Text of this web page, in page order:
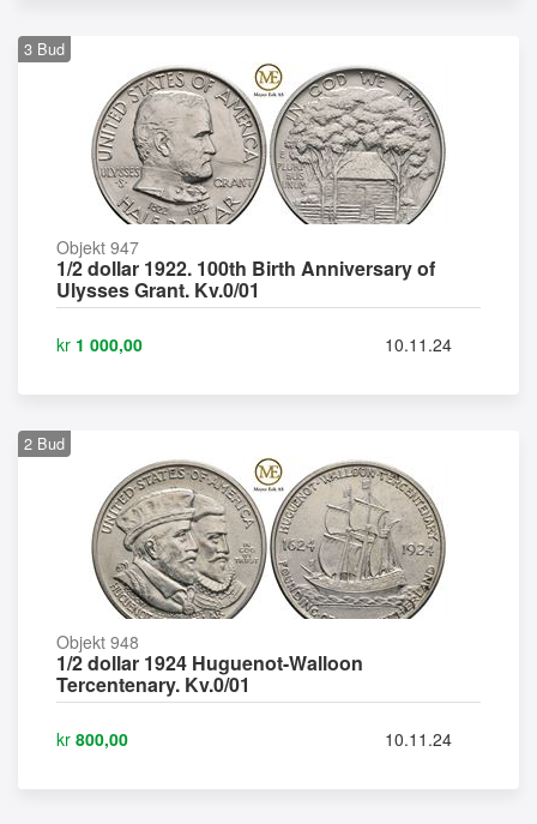
3 Bud
Objekt 947
1/2 dollar 1922. 100th Birth Anniversary of
Ulysses Grant. Kv.0/01
kr 1 000,00 10.11.24
2 Bud
Objekt 948
1/2 dollar 1924 Huguenot-Walloon
Tercentenary. Kv.0/01
kr 800,00 10.11.24